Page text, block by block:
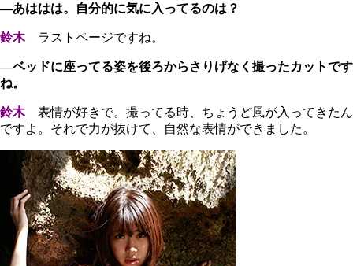
―あははは。自分的に気に入ってるのは？
鈴木ラストページですね。
―ベッドに座ってる姿を後ろからさりげなく撮ったカットです
ね。
鈴木表情が好きで。撮ってる時、ちょうど風が入ってきたん
ですよ。それで力が抜けて、自然な表情ができました。